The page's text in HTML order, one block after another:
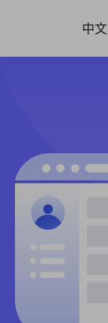
中文